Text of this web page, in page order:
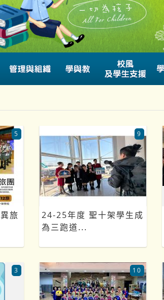
旅
5
24-25年度 聖十架學生成
為三跑道...
9
3 10